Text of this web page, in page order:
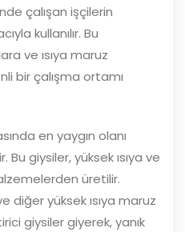
çalışan işçilerin
kullanılır. Bu
ve ısıya maruz
bir çalışma ortamı
en yaygın olanı
giysiler, yüksek ısıya ve
üretilir.
diğer yüksek ısıya maruz
giysiler giyerek, yanık